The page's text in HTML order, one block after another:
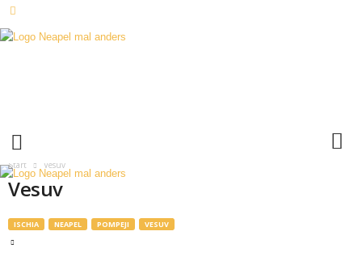
a
Start Vesuv
Vesuv
ISCHIA NEAPEL POMPEJI VESUV